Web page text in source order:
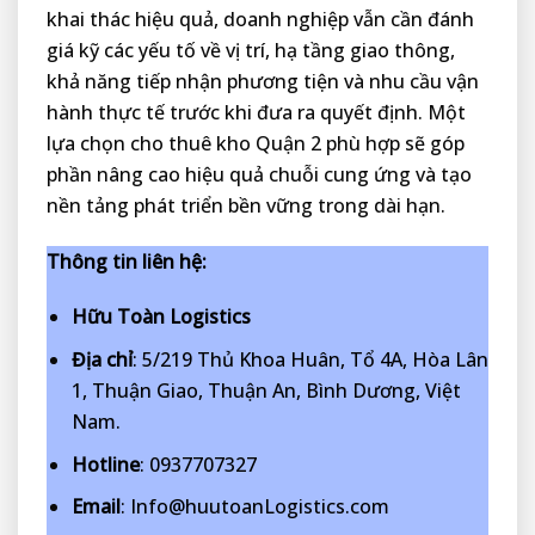
khai thác hiệu quả, doanh nghiệp vẫn cần đánh
giá kỹ các yếu tố về vị trí, hạ tầng giao thông,
khả năng tiếp nhận phương tiện và nhu cầu vận
hành thực tế trước khi đưa ra quyết định. Một
lựa chọn cho thuê kho Quận 2 phù hợp sẽ góp
phần nâng cao hiệu quả chuỗi cung ứng và tạo
nền tảng phát triển bền vững trong dài hạn.
Thông tin liên hệ:
Hữu Toàn Logistics
Địa chỉ: 5/219 Thủ Khoa Huân, Tổ 4A, Hòa Lân
1, Thuận Giao, Thuận An, Bình Dương, Việt
Nam.
Hotline: 0937707327
Email: Info@huutoanLogistics.com